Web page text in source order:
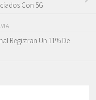
Con 5G
Registran Un 11% De